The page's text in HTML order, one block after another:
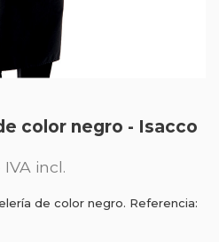
color negro - Isacco
IVA incl.
de color negro. Referencia: